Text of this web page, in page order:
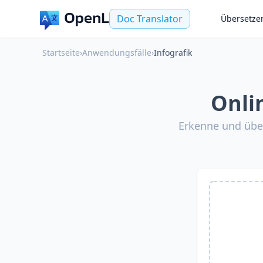
Doc Translator
Startseite›Anwendungsfälle›Infografik
Erkenne und